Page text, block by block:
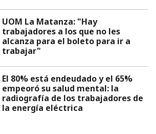
UOM La Matanza: "Hay
trabajadores a los que no les
alcanza para el boleto para ir a
trabajar"
El 80% está endeudado y el 65%
empeoró su salud mental: la
radiografía de los trabajadores de
la energía eléctrica